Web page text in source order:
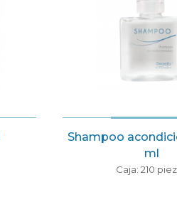
Shampoo
ml
Caja: 210